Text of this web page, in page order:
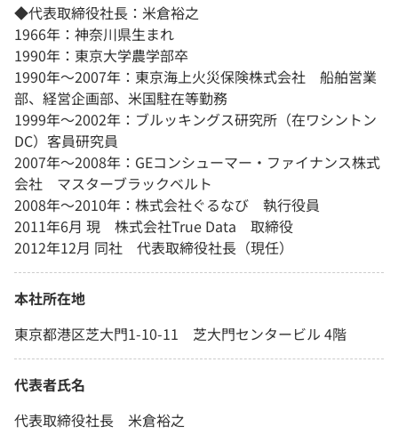
◆代表取締役社長：米倉裕之
1966年：神奈川県生まれ
1990年：東京大学農学部卒
1990年～2007年：東京海上火災保険株式会社 船舶営業
部、経営企画部、米国駐在等勤務
1999年～2002年：ブルッキングス研究所（在ワシントン
DC）客員研究員
2007年～2008年：GEコンシューマー・ファイナンス株式
会社 マスターブラックベルト
2008年～2010年：株式会社ぐるなび 執行役員
2011年6月 現 株式会社True Data 取締役
2012年12月 同社 代表取締役社長（現任）
本社所在地
東京都港区芝大門1-10-11 芝大門センタービル 4階
代表者氏名
代表取締役社長 米倉裕之